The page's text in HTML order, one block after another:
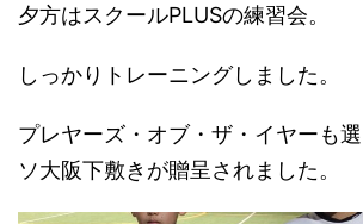
夕方はスクールPLUSの練習会。
しっかりトレーニングしました。
プレヤーズ・オブ・ザ・イヤーも
ソ大阪下敷きが贈呈されました。